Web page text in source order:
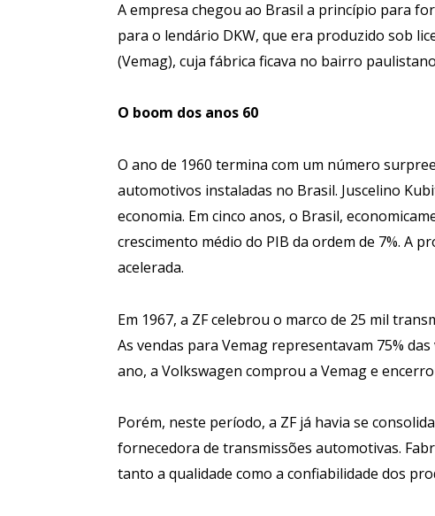
A empresa chegou ao Brasil a princípio para
para o lendário DKW, que era produzido sob
(Vemag), cuja fábrica ficava no bairro
O boom dos anos 60
O ano de 1960 termina com um número
automotivos instaladas no Brasil. Juscelino
economia. Em cinco anos, o Brasil,
crescimento médio do PIB da ordem de 7%. A
acelerada.
Em 1967, a ZF celebrou o marco de 25 mil
As vendas para Vemag representavam 75%
ano, a Volkswagen comprou a Vemag e
Porém, neste período, a ZF já havia se
fornecedora de transmissões automotivas.
tanto a qualidade como a confiabilidade dos